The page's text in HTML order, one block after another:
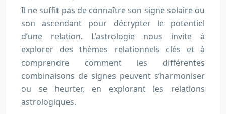
Il ne suffit pas de connaître son signe solaire ou
son ascendant pour décrypter le potentiel
d’une relation. L’astrologie nous invite à
explorer des thèmes relationnels clés et à
comprendre comment les différentes
combinaisons de signes peuvent s’harmoniser
ou se heurter, en explorant les relations
astrologiques.